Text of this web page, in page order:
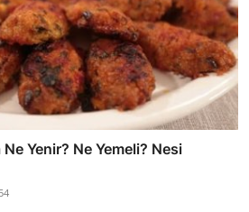
Yenir? Ne Yemeli? Nesi